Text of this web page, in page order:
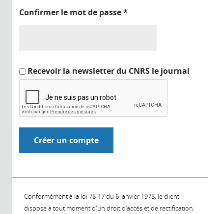
Confirmer le mot de passe*
Recevoir la newsletter du CNRS le journal
Conformément à la loi 78-17 du 6 janvier 1978, le client
dispose à tout moment d'un droit d'accès et de rectification.